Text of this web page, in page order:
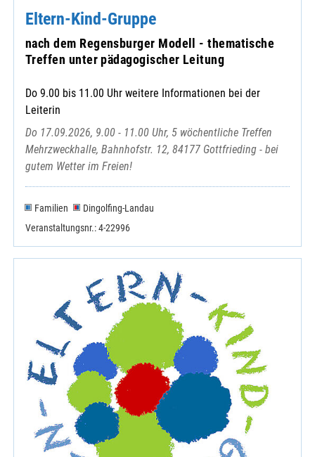
Eltern-Kind-Gruppe
nach dem Regensburger Modell - thematische
Treffen unter pädagogischer Leitung
Do 9.00 bis 11.00 Uhr weitere Informationen bei der
Leiterin
Do 17.09.2026, 9.00 - 11.00 Uhr, 5 wöchentliche Treffen
Mehrzweckhalle, Bahnhofstr. 12, 84177 Gottfrieding - bei
gutem Wetter im Freien!
Familien
Dingolfing-Landau
Veranstaltungsnr.: 4-22996